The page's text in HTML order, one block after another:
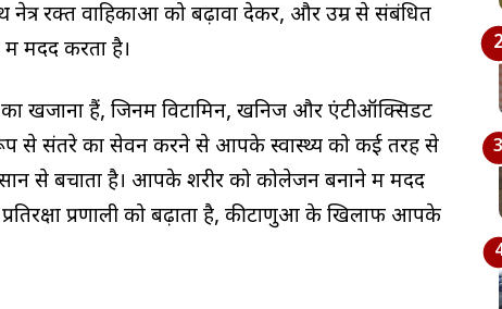
रक्त वाहिकाओं को बढ़ावा देकर, और उम्र से संबंधित
मदद करता है।
का खजाना हैं, जिनमें विटामिन, खनिज और एंटीऑक्सिडेंट
से संतरे का सेवन करने से आपके स्वास्थ्य को कई तरह से
से बचाता है। आपके शरीर को कोलेजन बनाने में मदद
प्रणाली को बढ़ाता है, कीटाणुओं के खिलाफ आपके